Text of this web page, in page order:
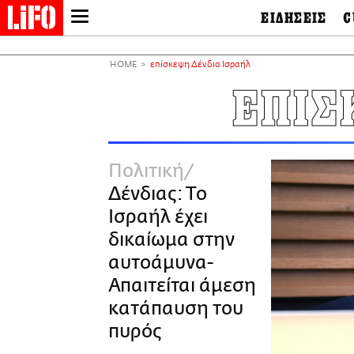
NEWSLETTER
ΜΙΚΡΟΠΡΑΓΜΑΤΑ
LIFOLAND
ΑΜΠΑ
PRINT
ΕΙΔΗΣΕΙΣ
Οικονομία
Πολιτισμός
TV & Media
Tech &
European Lifo
&
HOME επίσκεψη Δένδια Ισραήλ
Πολιτική
Δένδιας: Το
Ισραήλ έχει
δικαίωμα στην
αυτοάμυνα-
Απαιτείται άμεση
κατάπαυση του
πυρός